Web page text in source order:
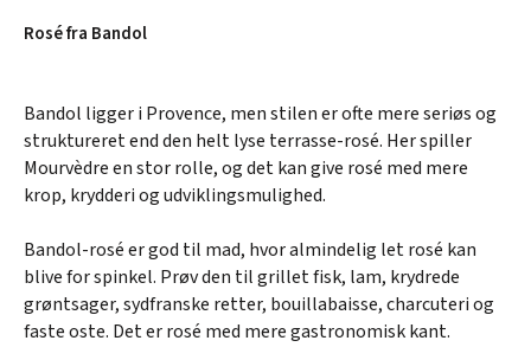
Rosé fra Bandol
Bandol ligger i Provence, men stilen er ofte mere seriøs og
struktureret end den helt lyse terrasse-rosé. Her spiller
Mourvèdre en stor rolle, og det kan give rosé med mere
krop, krydderi og udviklingsmulighed.
Bandol-rosé er god til mad, hvor almindelig let rosé kan
blive for spinkel. Prøv den til grillet fisk, lam, krydrede
grøntsager, sydfranske retter, bouillabaisse, charcuteri og
faste oste. Det er rosé med mere gastronomisk kant.